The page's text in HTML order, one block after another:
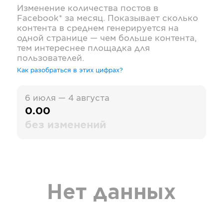
Изменение количества постов в
Facebook* за месяц. Показывает сколько
контента в среднем генерируется на
одной странице — чем больше контента,
тем интереснее площадка для
пользователей.
Как разобраться в этих цифрах?
6 июля — 4 августа
0.00
без изменений
Нет данных